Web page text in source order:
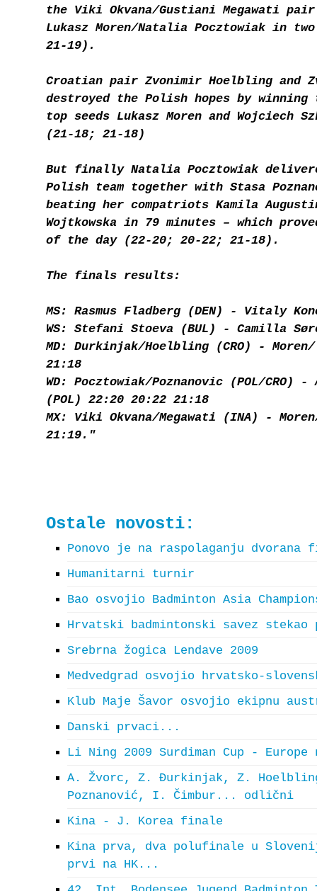
the Viki Okvana/Gustiani Megawati
Lukasz Moren/Natalia Pocztowiak in
21-19).
Croatian pair Zvonimir Hoelbling and
destroyed the Polish hopes by winning
top seeds Lukasz Moren and Wojciech
(21-18; 21-18)
But finally Natalia Pocztowiak
Polish team together with Stasa
beating her compatriots Kamila
Wojtkowska in 79 minutes – which
of the day (22-20; 20-22; 21-18).
The finals results:
MS: Rasmus Fladberg (DEN) - Vitaly
WS: Stefani Stoeva (BUL) - Camilla
MD: Durkinjak/Hoelbling (CRO) -
21:18
WD: Pocztowiak/Poznanovic (POL/CRO) -
(POL) 22:20 20:22 21:18
MX: Viki Okvana/Megawati (INA) -
21:19."
Ostale novosti:
Ponovo je na raspolaganju dvorana
Humanitarni turnir
Bao osvojio Badminton Asia
Hrvatski badmintonski savez stekao
Srebrna žogica Lendave 2009
Medvedgrad osvojio hrvatsko-
Klub Maje Šavor osvojio ekipnu
Danski prvaci...
Li Ning 2009 Surdiman Cup -
A. Žvorc, Z. Đurkinjak, Z.
Poznanović, I. Čimbur... odlični
Kina - J. Korea finale
Kina prva, dva polufinale u
prvi na HK...